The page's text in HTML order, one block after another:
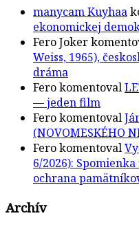
manycam Kuyhaa
ekonomickej
Fero Joker
Weiss, 1965),
dráma
Ferokomentoval
— jeden film
Ferokomentoval
(NOVOMESKÉHO
Ferokomentoval
6/2026):
ochrana
Archív